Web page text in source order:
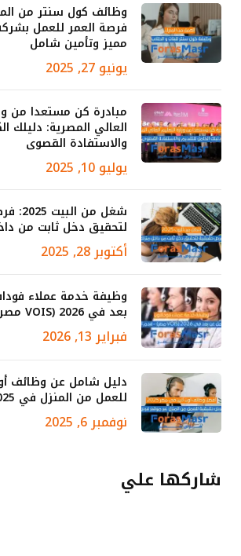
وظائف كول سنتر من
مميز وتأمين شامل
يونيو 27, 2025
مبادرة كن مستعدا من
العالي المصرية: دليلك
والاستفادة القصوى
يوليو 10, 2025
شغل من
لتحقيق دخل ثابت من
أكتوبر 28, 2025
وظيفة خدمة عملاء
بعد في 2026 (VOIS مصر) – قدم الآن
فبراير 13, 2026
دليل شامل عن وظائف
للعمل من المنزل في 2025
نوفمبر 6, 2025
شاركها علي